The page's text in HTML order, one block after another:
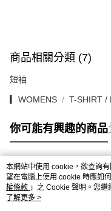
商品相關分類 (7)
短袖
▎WOMENS T-SHIRT /
你可能有興趣的商品
熱門標籤
本網站中使用 cookie，欲查詢
望在電腦上使用 cookie 時應如
權條款 」之 Cookie 聲明。您
用條款之 Cookie 聲明使用
了解更多 >